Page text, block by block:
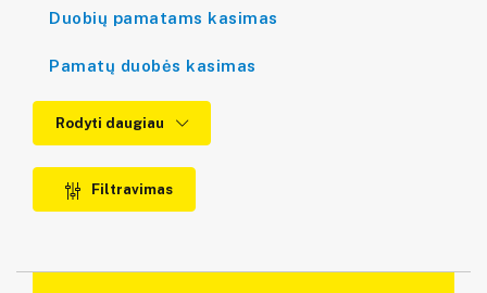
Duobių pamatams kasimas
Pamatų duobės kasimas
Rodyti daugiau
Filtravimas